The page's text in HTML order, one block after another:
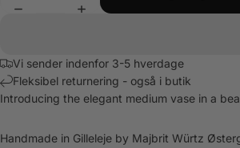
Vi sender indenfor 3-5 hverdage
Fleksibel returnering - også i butik
Introducing the elegant medium vase in a
Handmade in Gilleleje by Majbrit Würtz